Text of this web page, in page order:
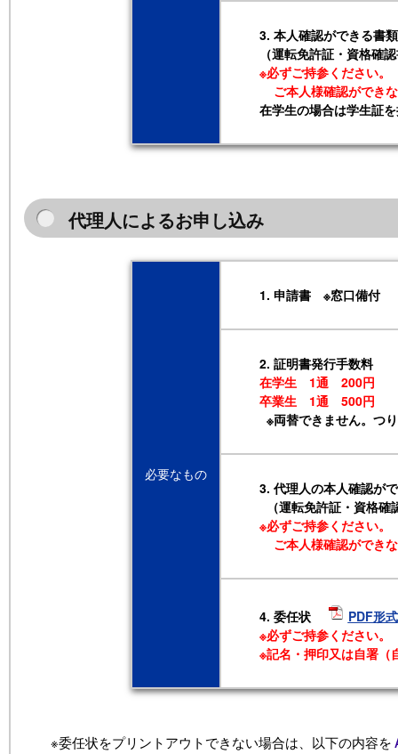
3. 本人確認ができる書
（運転免許証・資格確
※必ずご持参ください。
ご本人様確認ができ
在学生の場合は学生証
代理人によるお申し込み
必要なもの
1. 申請書 ※窓口備付
2. 証明書発行手数料
在学生 1通 200円
卒業生 1通 500円
※両替できません。つ
3. 代理人の本人確認
（運転免許証・資格確
※必ずご持参ください。
ご本人様確認ができ
4. 委任状
PDF形式
※必ずご持参ください。
※記名・押印又は自署（
※委任状をプリントアウトできない場合は、以下の内容を